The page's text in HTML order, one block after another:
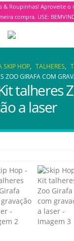
& Roupinhas! Aproveite o
compra. USE:
SKIP HOP, TALHERES,
ZOO GIRAFA COM
talheres
a laser